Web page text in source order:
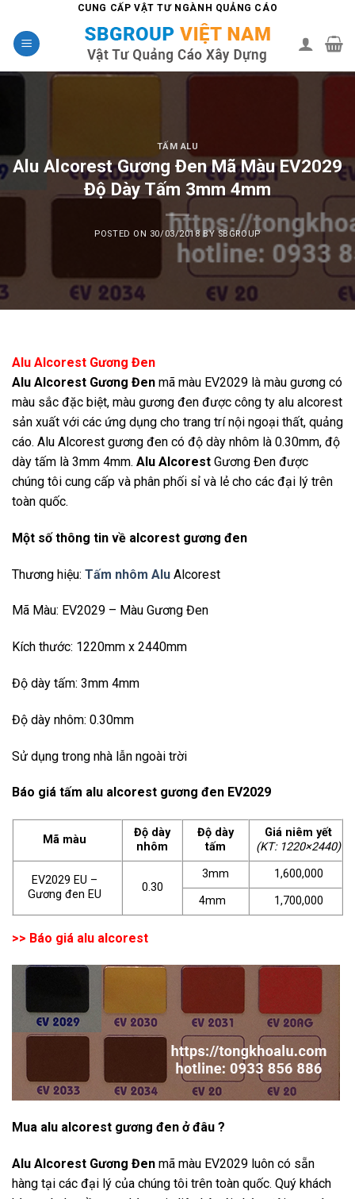
content
CUNG CẤP VẬT TƯ NGÀNH QUẢNG CÁO
TẤM ALU
Alu Alcorest Gương Đen Mã Màu EV2029
Độ Dày Tấm 3mm 4mm
POSTED ON 30/03/2018BY SBGROUP
Alu Alcorest Gương Đen
Alu Alcorest Gương Đen mã màu EV2029 là màu gương có
màu sắc đặc biệt, màu gương đen được công ty alu alcorest
sản xuất với các ứng dụng cho trang trí nội ngoại thất, quảng
cáo. Alu Alcorest gương đen có độ dày nhôm là 0.30mm, độ
dày tấm là 3mm 4mm. Alu Alcorest Gương Đen được
chúng tôi cung cấp và phân phối sỉ và lẻ cho các đại lý trên
toàn quốc.
Một số thông tin về alcorest gương đen
Thương hiệu: Tấm nhôm Alu Alcorest
Mã Màu: EV2029 – Màu Gương Đen
Kích thước: 1220mm x 2440mm
Độ dày tấm: 3mm 4mm
Độ dày nhôm: 0.30mm
Sử dụng trong nhà lẫn ngoài trời
Báo giá tấm alu alcorest gương đen EV2029
Mã màu
Độ dày
nhôm
Độ dày
tấm
Giá niêm yết
(KT: 1220×2440)
EV2029 EU –
Gương đen EU
0.30
3mm
1,600,000
4mm
1,700,000
>> Báo giá alu alcorest
Mua alu alcorest gương đen ở đâu ?
Alu Alcorest Gương Đen mã màu EV2029 luôn có sẵn
hàng tại các đại lý của chúng tôi trên toàn quốc. Quý khách